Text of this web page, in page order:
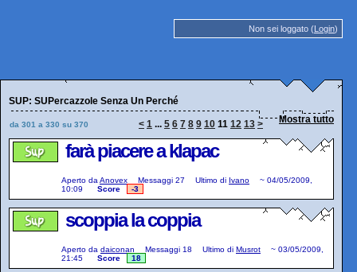
Non sei loggato (Login)
SUP: SUPercazzole Senza Un Perché
Mostra tutto
da 301 a 330 su 370 < 1 ... 5 6 7 8 9 10 11 12 13 >
farà piacere a klapac
Aperto da Anovex Messaggi 27 Ultimo di Ivano ~ 04/05/2009,
10:09
Score -3
scoppia la coppia
Aperto da daiconan Messaggi 18 Ultimo di Musrot ~ 03/05/2009,
21:45
Score 18